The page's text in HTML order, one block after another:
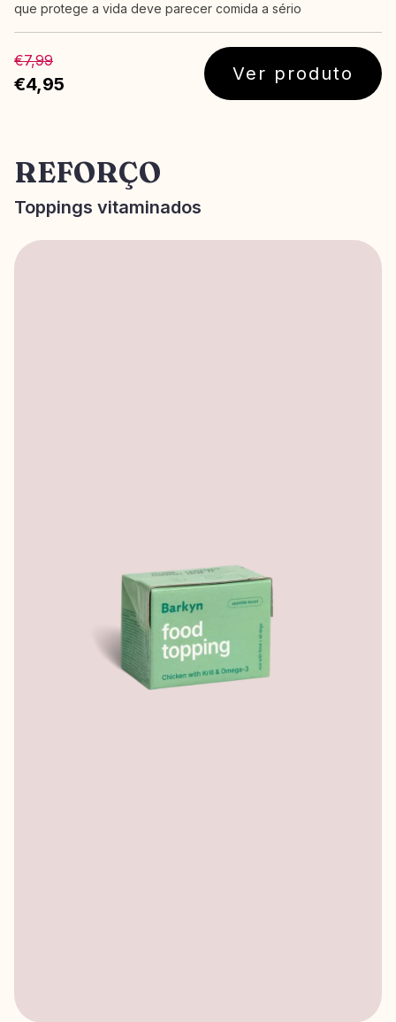
que protege a vida deve parecer comida a sério
€7,99
€4,95 Ver produto
REFORÇO
Toppings vitaminados